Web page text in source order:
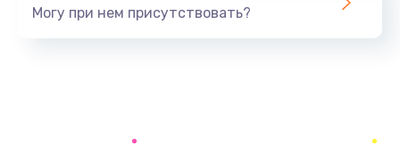
Заказать
Могу при нем присутствовать?